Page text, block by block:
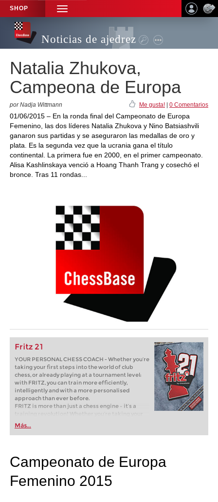
SHOP
TOGGLE
NAVIGATION
Noticias de ajedrez
Natalia Zhukova,
Campeona de Europa
por Nadja Wittmann Me gusta! 0 Comentarios
01/06/2015 – En la ronda final del Campeonato de Europa
Femenino, las dos líderes Natalia Zhukova y Nino Batsiashvili
ganaron sus partidas y se aseguraron las medallas de oro y
plata. Es la segunda vez que la ucrania gana el título
continental. La primera fue en 2000, en el primer campeonato.
Alisa Kashlinskaya venció a Hoang Thanh Trang y cosechó el
bronce. Tras 11 rondas...
Fritz 21
YOUR PERSONAL CHESS COACH - Whether you’re
taking your first steps into the world of club
chess, or already playing at a tournament level:
with FRITZ, you can train more efficiently,
intelligently and with a more personalised
approach than ever before.
FRITZ is more than just a chess engine – it’s a
training revolution! Whether you’re taking your
first steps into the world of club chess, or already
playing at a tournament level: with FRITZ, you can
train more efficiently, intelligently and with a
Más...
Campeonato de Europa
Femenino 2015